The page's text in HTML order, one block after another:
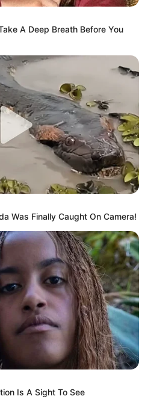
A Deep Breath Before You
Was Finally Caught On Camera!
Is A Sight To See